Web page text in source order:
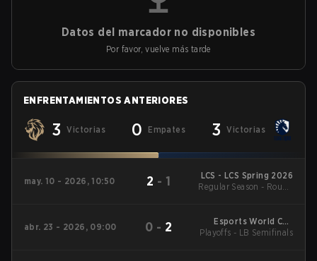
Datos del marcador no disponibles
Por favor, vuelve más tarde
ENFRENTAMIENTOS ANTERIORES
3 Victorias 0 Empates 3 Victorias
may. 10 - 2026, 10:50 2 - 1
LCS - LCS Spring 2026
Regular Season - Round
abr. 23 - 2026, 09:00 0 - 2
Esports World Cup
North America
Playoffs - LB Semifinals